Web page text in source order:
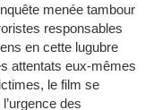
menée tambour
responsables
en cette lugubre
attentats eux-mêmes
le film se
des